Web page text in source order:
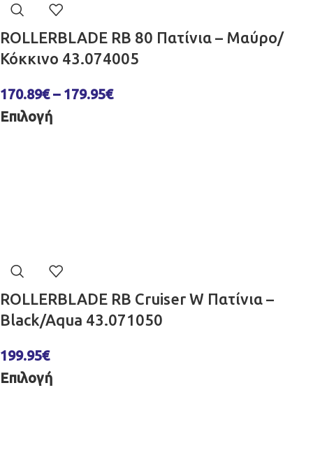
ROLLERBLADE RB 80 Πατίνια – Μαύρο/
Κόκκινο 43.074005
170.89€ – 179.95€
Επιλογή
ROLLERBLADE RB Cruiser W Πατίνια –
Black/Aqua 43.071050
199.95€
Επιλογή